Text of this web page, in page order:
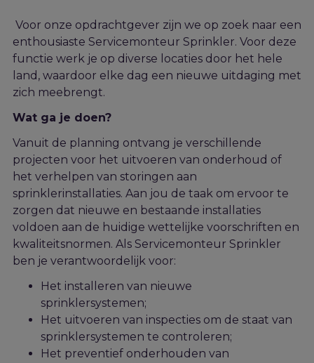
Voor onze opdrachtgever zijn we op zoek naar een
enthousiaste Servicemonteur Sprinkler. Voor deze
functie werk je op diverse locaties door het hele
land, waardoor elke dag een nieuwe uitdaging met
zich meebrengt.
Wat ga je doen?
Vanuit de planning ontvang je verschillende
projecten voor het uitvoeren van onderhoud of
het verhelpen van storingen aan
sprinklerinstallaties. Aan jou de taak om ervoor te
zorgen dat nieuwe en bestaande installaties
voldoen aan de huidige wettelijke voorschriften en
kwaliteitsnormen. Als Servicemonteur Sprinkler
ben je verantwoordelijk voor:
Het installeren van nieuwe
sprinklersystemen;
Het uitvoeren van inspecties om de staat van
sprinklersystemen te controleren;
Het preventief onderhouden van